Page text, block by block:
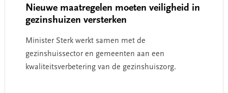
Nieuwe maatregelen moeten veiligheid in
gezinshuizen versterken
Minister Sterk werkt samen met de
gezinshuissector en gemeenten aan een
kwaliteitsverbetering van de gezinshuiszorg.